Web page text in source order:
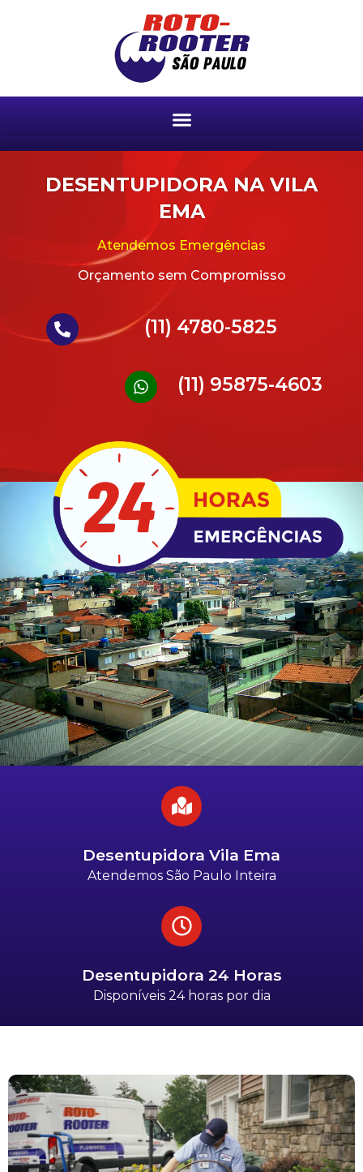
DESENTUPIDORA NA VILA
EMA
Atendemos Emergências
Orçamento sem Compromisso
(11) 4780-5825
(11) 95875-4603
Desentupidora Vila Ema
Atendemos São Paulo Inteira
Desentupidora 24 Horas
Disponíveis 24 horas por dia